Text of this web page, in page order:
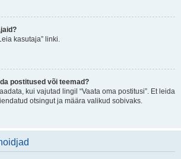
kasutaja” linki.
postitused või teemad?
kui vajutad lingil “Vaata oma postitusi”. Et leida
otsingut ja määra valikud sobivaks.